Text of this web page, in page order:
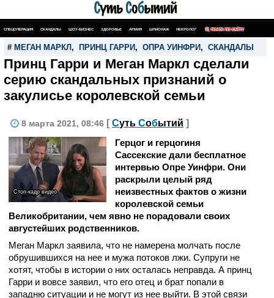
СПЕЦОПЕРАЦИЯ СКАНДАЛЫ ШОУ-БИЗНЕС ЗДОРОВЬЕ АРМИЯ ШПИОНАЖ НЕКРОЛОГ ПОИСК ПО САЙТУ
# МЕГАН МАРКЛ , ПРИНЦ ГАРРИ , ОПРА УИНФРИ , СКАНДАЛЫ
Принц Гарри и Меган Маркл сделали
серию скандальных признаний о
закулисье королевской семьи
8 марта 2021, 08:46 [ Суть Событий ]
Стоп-кадр видео
Герцог и герцогиня
Сассекские дали бесплатное
интервью Опре Уинфри. Они
раскрыли целый ряд
неизвестных фактов о жизни
королевской семьи
Великобритании, чем явно не порадовали своих
августейших родственников.
Меган Маркл заявила, что не намерена молчать после
обрушившихся на нее и мужа потоков лжи. Супруги не
хотят, чтобы в истории о них осталась неправда. А принц
Гарри и вовсе заявил, что его отец и брат попали в
западню ситуации и не могут из нее выйти. В этой связи